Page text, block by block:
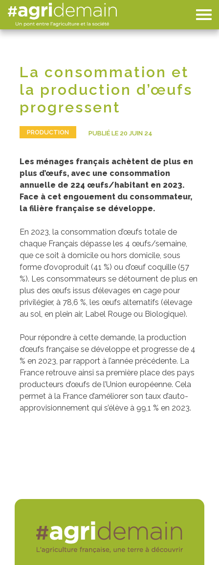
La consommation et
la production d’œufs
progressent
PRODUCTION PUBLIÉ LE 20 JUIN 24
Les ménages français achètent de plus en
plus d’œufs, avec une consommation
annuelle de 224 œufs/habitant en 2023.
Face à cet engouement du consommateur,
la filière française se développe.
En 2023, la consommation d’œufs totale de
chaque Français dépasse les 4 œufs/semaine,
que ce soit à domicile ou hors domicile, sous
forme d’ovoproduit (41 %) ou d’œuf coquille (57
%). Les consommateurs se détournent de plus en
plus des œufs issus d’élevages en cage pour
privilégier, à 78,6 %, les œufs alternatifs (élevage
au sol, en plein air, Label Rouge ou Biologique).
Pour répondre à cette demande, la production
d’œufs française se développe et progresse de 4
% en 2023, par rapport à l’année précédente. La
France retrouve ainsi sa première place des pays
producteurs d’œufs de l’Union européenne. Cela
permet à la France d’améliorer son taux d’auto-
approvisionnement qui s’élève à 99,1 % en 2023.